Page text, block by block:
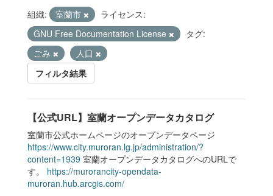
組織: 室蘭市
ライセンス:
GNU Free Documentation License
タグ:
ごみ
人口
フィルタ結果
【公式URL】室蘭オープンデータカタログ
室蘭市公式ホームページのオープンデータページ
https://www.city.muroran.lg.jp/administration/?
content=1939 室蘭オープンデータカタログへのURLで
す。 https://murorancity-opendata-
muroran.hub.arcgis.com/